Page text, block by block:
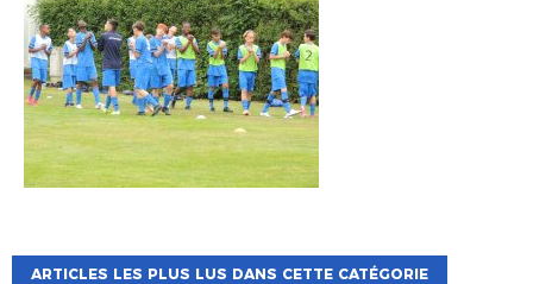
ARTICLES LES PLUS LUS DANS CETTE CATÉGORIE